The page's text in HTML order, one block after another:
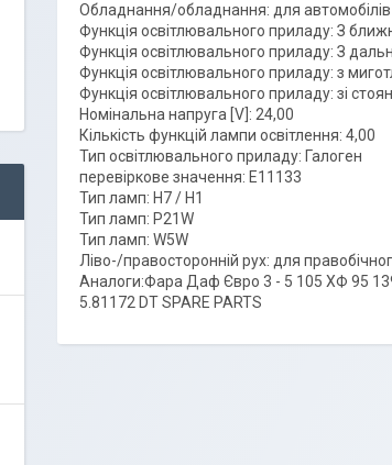
Обладнання/обладнання: для
Функція освітлювального приладу: З
Функція освітлювального приладу: З
Функція освітлювального приладу: з
Функція освітлювального приладу: зі
Номінальна напруга [V]: 24,00
Кількість функцій лампи освітлення: 4,00
Тип освітлювального приладу: Галоген
перевіркове значення: E11133
Тип ламп: H7 / H1
Тип ламп: P21W
Тип ламп: W5W
Ліво-/правосторонній рух: для
Аналоги:Фара Даф Євро 3 - 5 105 ХФ 95
5.81172 DT SPARE PARTS